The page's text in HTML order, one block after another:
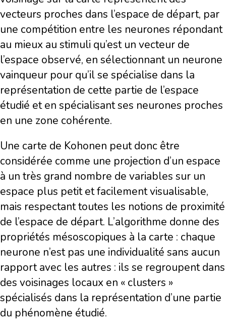
vecteurs proches dans l’espace de départ, par
une compétition entre les neurones répondant
au mieux au stimuli qu’est un vecteur de
l’espace observé, en sélectionnant un neurone
vainqueur pour qu’il se spécialise dans la
représentation de cette partie de l’espace
étudié et en spécialisant ses neurones proches
en une zone cohérente.
Une carte de Kohonen peut donc être
considérée comme une projection d’un espace
à un très grand nombre de variables sur un
espace plus petit et facilement visualisable,
mais respectant toutes les notions de proximité
de l’espace de départ. L’algorithme donne des
propriétés mésoscopiques à la carte : chaque
neurone n’est pas une individualité sans aucun
rapport avec les autres : ils se regroupent dans
des voisinages locaux en « clusters »
spécialisés dans la représentation d’une partie
du phénomène étudié.